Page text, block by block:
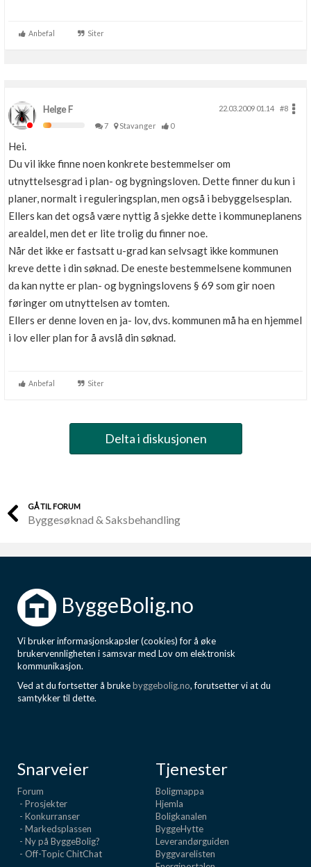
Anbefal Siter
Helge F 22.03.2009 01.14
#8
7
Stavanger 0
Hei.
Du vil ikke finne noen konkrete bestemmelser om
utnyttelsesgrad i plan- og bygningsloven. Dette finner du kun i
planer, normalt i reguleringsplan, men også i bebyggelsesplan.
Ellers kan det også være nyttig å sjekke dette i kommuneplanens
arealdel, men det er lite trolig du finner noe.
Når det ikke er fastsatt u-grad kan selvsagt ikke kommunen
kreve dette i din søknad. De eneste bestemmelsene kommunen
da kan nytte er plan- og bygningslovens § 69 som gir noen
føringer om utnyttelsen av tomten.
Ellers er denne loven en ja- lov, dvs. kommunen må ha en hjemmel
i lov eller plan for å avslå din søknad.
Anbefal Siter
Delta i diskusjonen
GÅ TIL FORUM
Byggesøknad & Saksbehandling
ByggeBolig.no
Vi bruker informasjonskapsler (cookies) for å øke
brukervennligheten i samsvar med Lov om elektronisk
kommunikasjon.
Ved at du fortsetter å brukebyggebolig.no, forutsetter vi at du
samtykker til dette.
Snarveier
Forum
- Prosjekter
- Konkurranser
- Markedsplassen
- Ny på ByggeBolig?
- Off-Topic ChitChat
Tjenester
Boligmappa
Hjemla
Boligkanalen
ByggeHytte
Leverandørguiden
Byggvarelisten